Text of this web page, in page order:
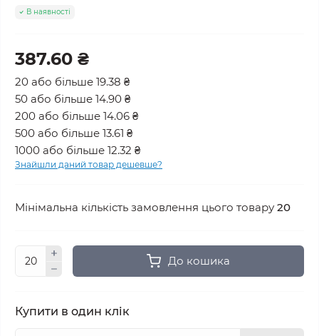
В наявності
387.60 ₴
20 або більше 19.38 ₴
50 або більше 14.90 ₴
200 або більше 14.06 ₴
500 або більше 13.61 ₴
1000 або більше 12.32 ₴
Знайшли даний товар дешевше?
Мінімальна кількість замовлення цього товару 20
До кошика
Купити в один клік